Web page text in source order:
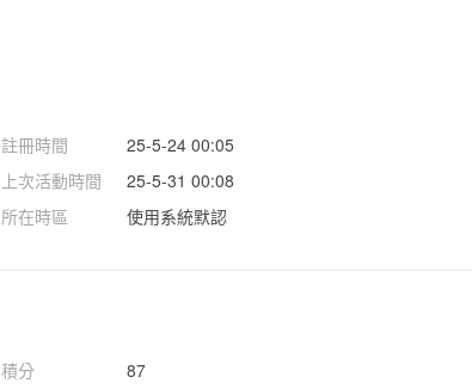
註冊時間
25-5-24 00:05
上次活動時間
25-5-31 00:08
所在時區 使用系統默認
積分
87